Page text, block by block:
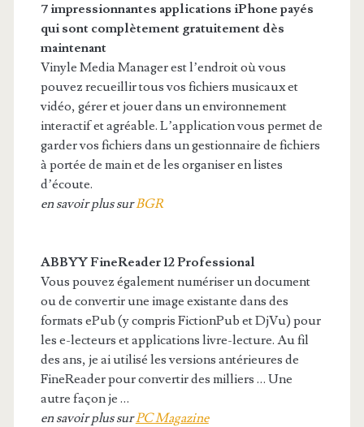
7 impressionnantes applications iPhone payés
qui sont complètement gratuitement dès
maintenant
Vinyle Media Manager est l’endroit où vous
pouvez recueillir tous vos fichiers musicaux et
vidéo, gérer et jouer dans un environnement
interactif et agréable. L’application vous permet de
garder vos fichiers dans un gestionnaire de fichiers
à portée de main et de les organiser en listes
d’écoute.
en savoir plus surBGR
ABBYY FineReader 12 Professional
Vous pouvez également numériser un document
ou de convertir une image existante dans des
formats ePub (y compris FictionPub et DjVu) pour
les e-lecteurs et applications livre-lecture. Au fil
des ans, je ai utilisé les versions antérieures de
FineReader pour convertir des milliers … Une
autre façon je …
en savoir plus surPC Magazine